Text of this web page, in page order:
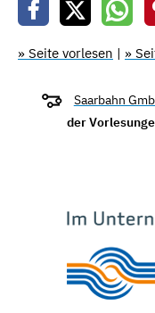
» Seite vorlesen | »
Saarbahn
der